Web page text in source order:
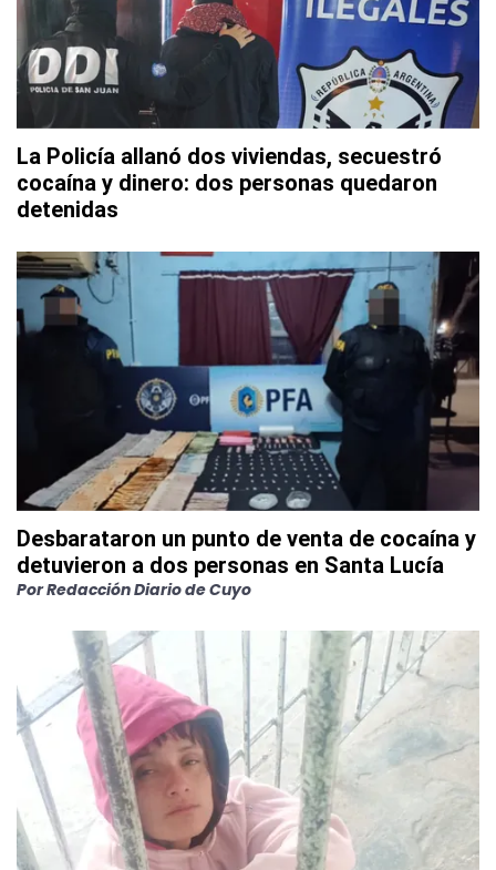
La Policía allanó dos viviendas, secuestró
cocaína y dinero: dos personas quedaron
detenidas
Desbarataron un punto de venta de cocaína y
detuvieron a dos personas en Santa Lucía
PorRedacción Diario de Cuyo